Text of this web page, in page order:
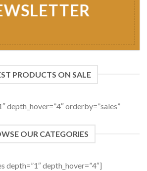
PRODUCTS ON SALE
depth_hover=”4″ orderby=”sales”
OUR CATEGORIES
depth=”1″ depth_hover=”4″]